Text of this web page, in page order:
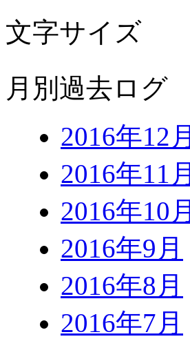
文字サイズ
月別過去ログ
2016年12月
2016年11月
2016年10月
2016年9月
2016年8月
2016年7月